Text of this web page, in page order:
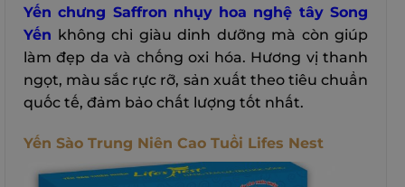
Yến chưng Saffron nhụy hoa nghệ tây Song
Yến không chỉ giàu dinh dưỡng mà còn giúp
làm đẹp da và chống oxi hóa. Hương vị thanh
ngọt, màu sắc rực rỡ, sản xuất theo tiêu chuẩn
quốc tế, đảm bảo chất lượng tốt nhất.
Yến Sào Trung Niên Cao Tuổi Lifes Nest